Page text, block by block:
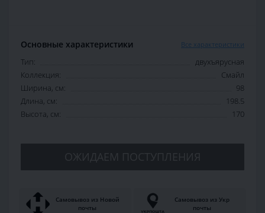
Основные характеристики Все характеристики
Тип:
двухъярусная
Коллекция:
Смайл
Ширина, см:
98
Длина, см:
198.5
Высота, см:
170
ОЖИДАЕМ ПОСТУПЛЕНИЯ
Самовывоз из Новой
почты
Самовывоз из Укр
почты